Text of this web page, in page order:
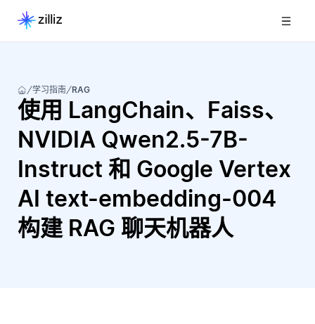
学习指南 RAG
使用 LangChain、Faiss、
NVIDIA Qwen2.5-7B-
Instruct 和 Google Vertex
AI text-embedding-004
构建 RAG 聊天机器人